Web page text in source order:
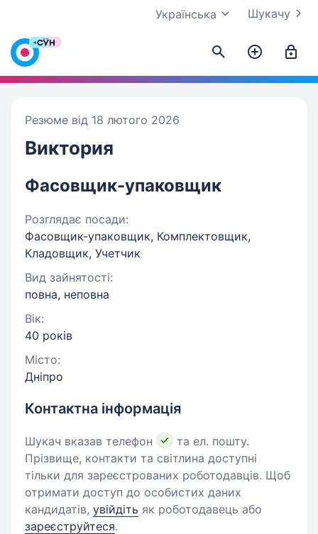
Шукачу
Українська
Резюме від 18 лютого 2026
Виктория
Фасовщик-упаковщик
Розглядає посади:
Фасовщик-упаковщик, Комплектовщик,
Кладовщик, Учетчик
Вид зайнятості:
повна, неповна
Вік:
40 років
Місто:
Дніпро
Контактна інформація
Шукач вказав телефон
та ел. пошту.
Прізвище, контакти та світлина доступні
тільки для зареєстрованих роботодавців. Щоб
отримати доступ до особистих даних
кандидатів, увійдіть як роботодавець або
зареєструйтеся.